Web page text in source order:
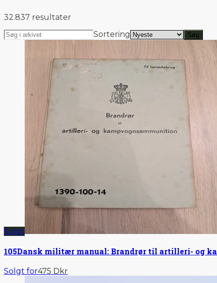
32.837 resultater
Sortering
Søg
Solgt
105Dansk militær manual: Brandrør til artilleri- og
Solgt for475 Dkr